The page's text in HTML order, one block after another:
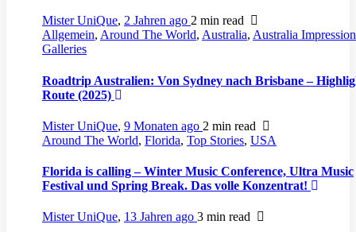
Mister UniQue, 2 Jahren ago 2 min read
Allgemein, Around The World, Australia, Australia
Galleries
Roadtrip Australien: Von Sydney nach Brisbane –
Route (2025)
Mister UniQue, 9 Monaten ago 2 min read
Around The World, Florida, Top Stories, USA
Florida is calling – Winter Music Conference, Ultra Music
Festival und Spring Break. Das volle Konzentrat!
Mister UniQue, 13 Jahren ago 3 min read